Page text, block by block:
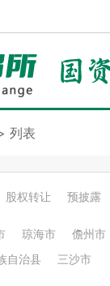
列表
股权转让 预披露
琼海市 儋州市
自治县 三沙市